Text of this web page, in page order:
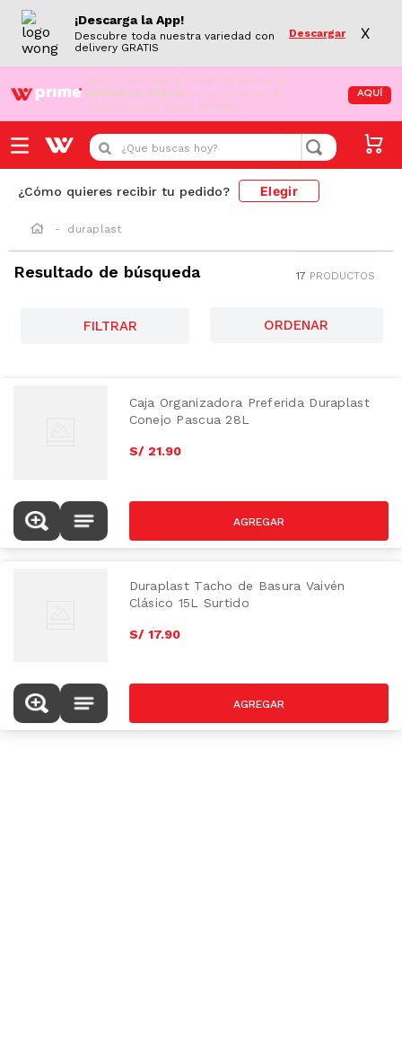
¡Descarga la App!
Descubre toda nuestra variedad con
delivery GRATIS
Descargar X
¡Aún no eres Wong Prime! Aprovecha el
DESPACHO GRATIS en tus compras de
supermercado desde S/79.90
AQUÍ
¿Que buscas hoy?
¿Cómo quieres recibir tu pedido? Elegir
duraplast
Resultado de búsqueda 17 PRODUCTOS
FILTRAR
Caja Organizadora Preferida Duraplast
Conejo Pascua 28L
S/ 21.90
Duraplast Tacho de Basura Vaivén
Clásico 15L Surtido
S/ 17.90